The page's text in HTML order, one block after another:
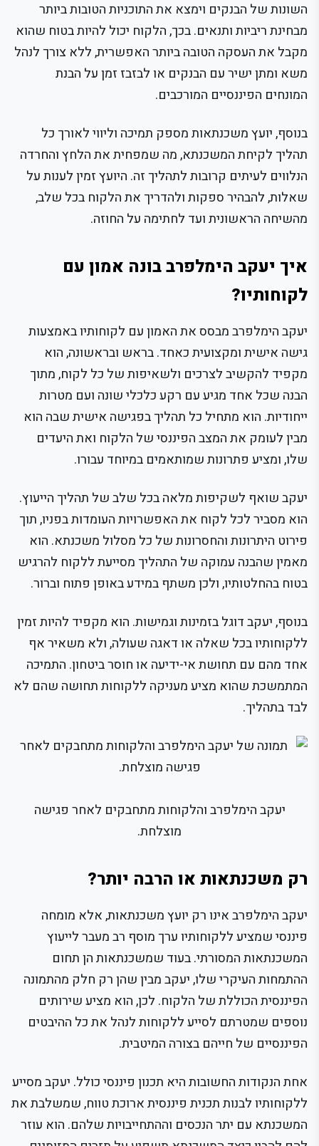
השונות של הבנקים וימצא את התוכניות הטובות ביותר
מבחינת ריביות ותנאים. בכך, הלקוח יכול להיות בטוח שהוא
מקבל את העסקה הטובה ביותר האפשרית, ללא צורך לנהל
משא ומתן ישיר עם הבנקים או לבזבז זמן על הבנת
המונחים הפיננסיים המורכבים.
בנוסף, יועץ משכנתאות מספק תמיכה וליווי לאורך כל
תהליך לקיחת המשכנתא, מה שמפחית את הלחץ והחרדה
הנלווים לעיתים קרובות לתהליך זה. היועץ זמין לענות על
שאלות, להבהיר ספקות ולהדריך את הלקוח בכל שלב,
מהשיחה הראשונית ועד לחתימה על החוזה.
איך יעקב הימלפרב בונה אמון עם
לקוחותיו?
יעקב הימלפרב מבסס את האמון עם לקוחותיו באמצעות
גישה אישית ומקצועית כאחד. בראש ובראשונה, הוא
מקפיד להקשיב לצרכים ולשאיפות של כל לקוח, מתוך
הבנה שכל אחד מגיע עם רקע כלכלי שונה ועם מטרות
ייחודיות. הוא מתחיל כל תהליך בפגישה אישית שבה הוא
מבין לעומק את המצב הפיננסי של הלקוח ואת היעדים
שלו, ומציע פתרונות שמותאמים במיוחד עבורו.
יעקב שואף לשקיפות מלאה בכל שלב של תהליך הייעוץ.
הוא מסביר לכל לקוח את האפשרויות העומדות בפניו, תוך
פירוט היתרונות והחסרונות של כל מסלול משכנתא. הוא
מאמין שהבנה עמוקה של התהליך מסייעת ללקוח להרגיש
בטוח בהחלטותיו, ולכן משתף במידע באופן פתוח וברור.
בנוסף, יעקב דוגל בזמינות וגמישות. הוא מקפיד להיות זמין
ללקוחותיו בכל שאלה או דאגה שעולה, ולא משאיר אף
אחד מהם עם תחושת אי-ידיעה או חוסר ביטחון. התמיכה
המתמשכת שהוא מציע מעניקה ללקוחות תחושה שהם לא
לבד בתהליך.
יעקב הימלפרב והלקוחות מתחבקים לאחר פגישה
מוצלחת.
רק משכנתאות או הרבה יותר?
יעקב הימלפרב אינו רק יועץ משכנתאות, אלא מומחה
פיננסי שמציע ללקוחותיו ערך מוסף רב מעבר לייעוץ
המשכנתאות המסורתי. בעוד שמשכנתאות הן תחום
ההתמחות העיקרי שלו, יעקב מבין שהן רק חלק מהתמונה
הפיננסית הכוללת של הלקוח. לכן, הוא מציע שירותים
נוספים שמטרתם לסייע ללקוחות לנהל את כל ההיבטים
הפיננסיים של חייהם בצורה המיטבית.
אחת הנקודות החשובות היא תכנון פיננסי כולל. יעקב מסייע
ללקוחותיו לבנות תכנית פיננסית ארוכת טווח, שמשלבת את
המשכנתא עם יתר הנכסים וההתחייבויות שלהם. הוא עוזר